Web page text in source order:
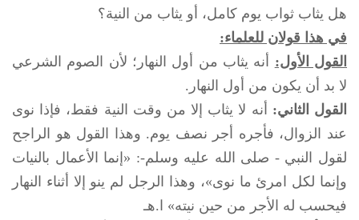
هل يثاب ثواب يوم كامل، أو يثاب من النية؟
في هذا قولان للعلماء:
القول الأول: أنه يثاب من أول النهار؛ لأن الصوم الشرعي
لا بد أن يكون من أول النهار.
القول الثاني: أنه لا يثاب إلا من وقت النية فقط، فإذا نوى
عند الزوال، فأجره أجر نصف يوم. وهذا القول هو الراجح
لقول النبي - صلى الله عليه وسلم-: «إنما الأعمال بالنيات
وإنما لكل امرئ ما نوى»، وهذا الرجل لم ينو إلا أثناء النهار
فيحسب له الأجر من حين نيته» ا.هـ